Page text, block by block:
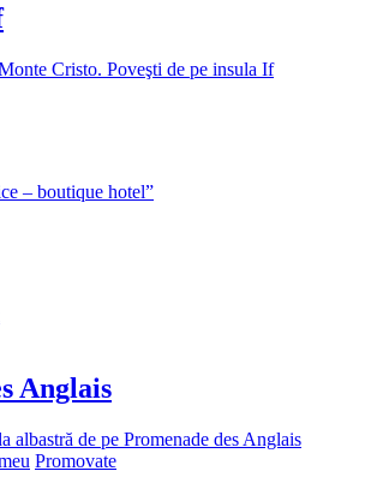
Cristo. Poveşti de pe insula If
– boutique hotel”
Anglais
albastră de pe Promenade des Anglais
Promovate